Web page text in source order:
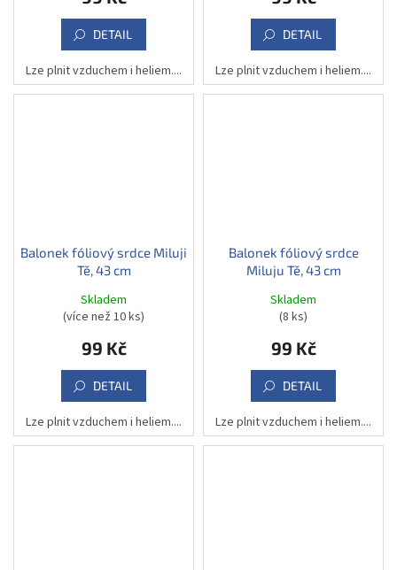
DETAIL
Lze plnit vzduchem i heliem....
DETAIL
Lze plnit vzduchem i heliem....
Balonek fóliový srdce Miluji
Tě, 43 cm
Skladem
(více než 10 ks)
99 Kč
DETAIL
Lze plnit vzduchem i heliem....
Balonek fóliový srdce
Miluju Tě, 43 cm
Skladem
(8 ks)
99 Kč
DETAIL
Lze plnit vzduchem i heliem....